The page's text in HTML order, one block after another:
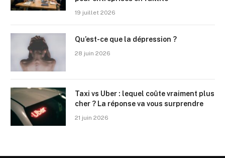
19 juillet 2026
Qu’est-ce que la dépression ?
28 juin 2026
Taxi vs Uber : lequel coûte vraiment plus
cher ? La réponse va vous surprendre
21 juin 2026